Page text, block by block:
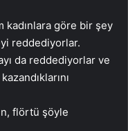
kadınlara göre bir şey
reddediyorlar.
da reddediyorlar ve
flörtü şöyle